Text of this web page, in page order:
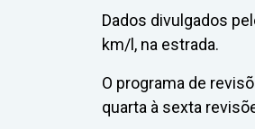
Dados divulgados
km/l, na estrada.
O programa de
quarta à sexta